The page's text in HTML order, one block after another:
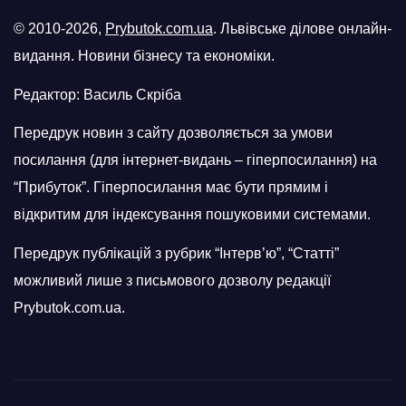
© 2010-2026, Prybutok.com.ua. Львівське ділове онлайн-
видання. Новини бізнесу та економіки.
Редактор: Василь Скріба
Передрук новин з сайту дозволяється за умови
посилання (для інтернет-видань – гіперпосилання) на
“Прибуток”. Гіперпосилання має бути прямим і
відкритим для індексування пошуковими системами.
Передрук публікацій з рубрик “Інтерв’ю”, “Статті”
можливий лише з письмового дозволу редакції
Prybutok.com.ua.